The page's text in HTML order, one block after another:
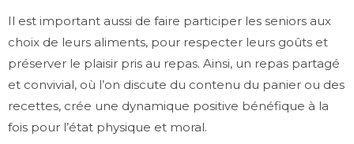
Il est important aussi de faire participer les seniors aux
choix de leurs aliments, pour respecter leurs goûts et
préserver le plaisir pris au repas. Ainsi, un repas partagé
et convivial, où l’on discute du contenu du panier ou des
recettes, crée une dynamique positive bénéfique à la
fois pour l’état physique et moral.